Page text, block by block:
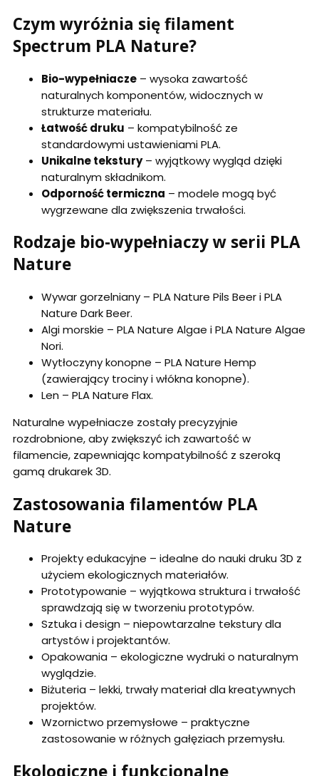
Czym wyróżnia się filament
Spectrum PLA Nature?
Bio-wypełniacze – wysoka zawartość
naturalnych komponentów, widocznych w
strukturze materiału.
Łatwość druku – kompatybilność ze
standardowymi ustawieniami PLA.
Unikalne tekstury– wyjątkowy wygląd dzięki
naturalnym składnikom.
Odporność termiczna – modele mogą być
wygrzewane dla zwiększenia trwałości.
Rodzaje bio-wypełniaczy w serii PLA
Nature
Wywar gorzelniany – PLA Nature Pils Beer i PLA
Nature Dark Beer.
Algi morskie – PLA Nature Algae i PLA Nature Algae
Nori.
Wytłoczyny konopne – PLA Nature Hemp
(zawierający trociny i włókna konopne).
Len – PLA Nature Flax.
Naturalne wypełniacze zostały precyzyjnie
rozdrobnione, aby zwiększyć ich zawartość w
filamencie, zapewniając kompatybilność z szeroką
gamą drukarek 3D.
Zastosowania filamentów PLA
Nature
Projekty edukacyjne – idealne do nauki druku 3D z
użyciem ekologicznych materiałów.
Prototypowanie – wyjątkowa struktura i trwałość
sprawdzają się w tworzeniu prototypów.
Sztuka i design – niepowtarzalne tekstury dla
artystów i projektantów.
Opakowania – ekologiczne wydruki o naturalnym
wyglądzie.
Biżuteria – lekki, trwały materiał dla kreatywnych
projektów.
Wzornictwo przemysłowe – praktyczne
zastosowanie w różnych gałęziach przemysłu.
Ekologiczne i funkcjonalne